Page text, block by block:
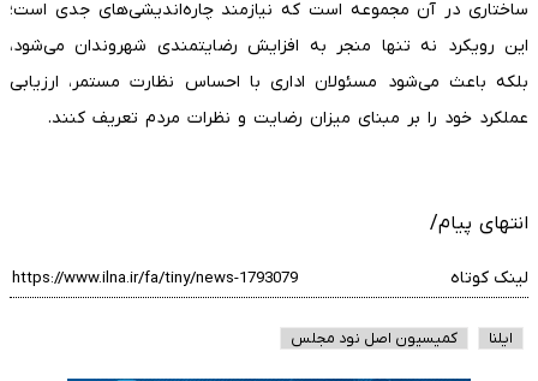
ساختاری در آن مجموعه است که نیازمند چاره‌اندیشی‌های جدی است؛
این رویکرد نه تنها منجر به افزایش رضایتمندی شهروندان می‌شود،
بلکه باعث می‌شود مسئولان اداری با احساس نظارت مستمر، ارزیابی
عملکرد خود را بر مبنای میزان رضایت و نظرات مردم تعریف کنند.
انتهای پیام/
لینک کوتاه
ایلنا کمیسیون اصل نود مجلس